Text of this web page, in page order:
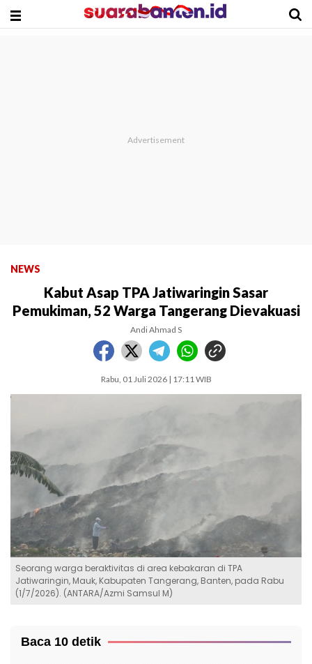
NEWS
Kabut Asap TPA Jatiwaringin Sasar
Pemukiman, 52 Warga Tangerang Dievakuasi
Andi Ahmad S
Rabu, 01 Juli 2026 | 17:11 WIB
Seorang warga beraktivitas di area kebakaran di TPA
Jatiwaringin, Mauk, Kabupaten Tangerang, Banten, pada Rabu
(1/7/2026). (ANTARA/Azmi Samsul M)
Baca 10 detik